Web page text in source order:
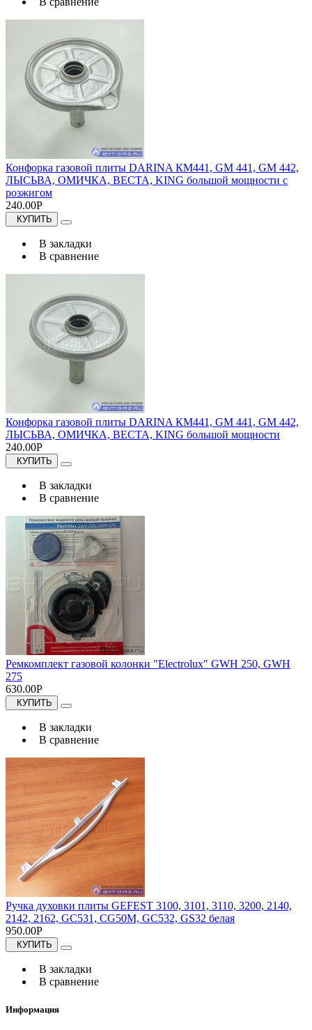
Конфорка газовой плиты DARINA КМ441, GM 441, GM 442,
ЛЫСЬВА, ОМИЧКА, ВЕСТА, KING большой мощности с
розжигом
240.00Р
КУПИТЬ
В закладки
В сравнение
Конфорка газовой плиты DARINA КМ441, GM 441, GM 442,
ЛЫСЬВА, ОМИЧКА, ВЕСТА, KING большой мощности
240.00Р
КУПИТЬ
В закладки
В сравнение
Ремкомплект газовой колонки "Electrolux" GWH 250, GWH
275
630.00Р
КУПИТЬ
В закладки
В сравнение
Ручка духовки плиты GEFEST 3100, 3101, 3110, 3200, 2140,
2142, 2162, GC531, CG50M, GC532, GS32 белая
950.00Р
КУПИТЬ
В закладки
В сравнение
Информация